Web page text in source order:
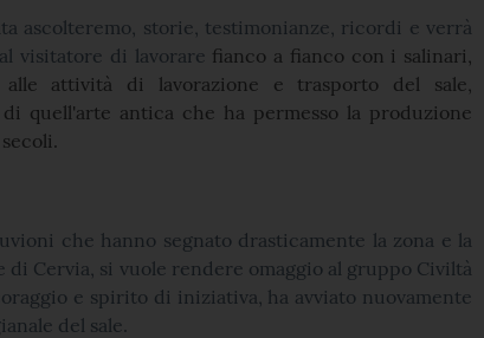
ascolteremo, storie, testimonianze, ricordi e verrà
visitatore di lavorare fianco a fianco con i salinari,
attività di lavorazione e trasporto del sale,
quell'arte antica che ha permesso la produzione
che hanno segnato drasticamente la zona e la
di Cervia, si vuole rendere omaggio al gruppo Civiltà
e spirito di iniziativa, ha avviato nuovamente
del sale.